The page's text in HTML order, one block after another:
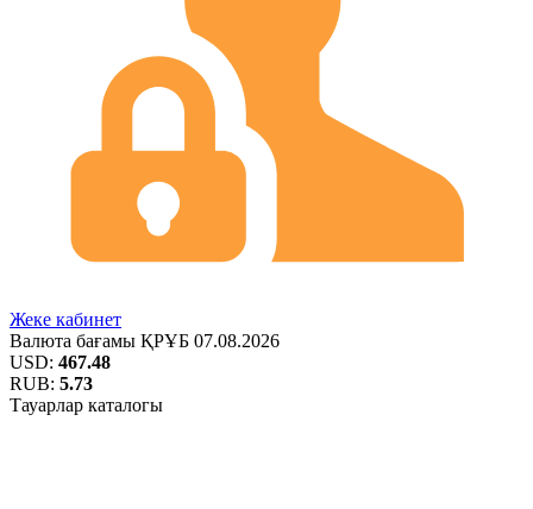
Жеке кабинет
Валюта бағамы ҚРҰБ 07.08.2026
USD: 467.48
RUB: 5.73
Тауарлар каталогы